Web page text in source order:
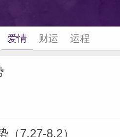
爱情 财运 运程
7.27-8.2）